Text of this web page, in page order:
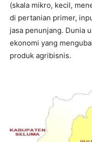
(skala mikro, kecil,
di pertanian primer,
jasa penunjang. Dunia
ekonomi yang
produk agribisnis.